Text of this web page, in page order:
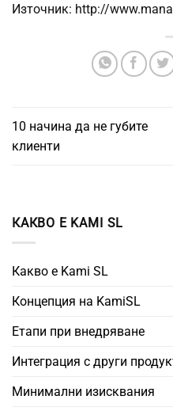
Източник: http://
10 начина да не губите
клиенти
КАКВО Е KAMI SL
Какво е Kami SL
Концепция на KamiSL
Етапи при внедряване
Интеграция с други
Минимални изисквания